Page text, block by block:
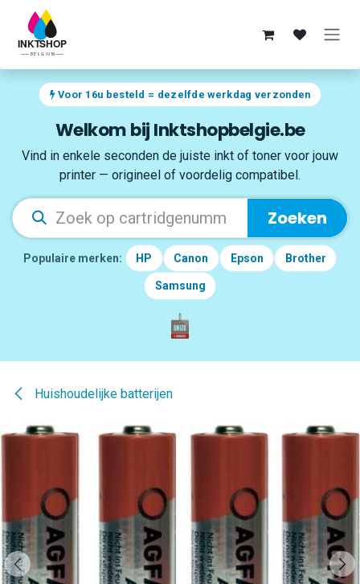
Overslaan naar inhoud
Voor 16u besteld = dezelfde werkdag verzonden
Welkom bij Inktshopbelgie.be
Vind in enkele seconden de juiste inkt of toner voor jouw
printer — origineel of voordelig compatibel.
Zoeken
Populaire merken: HP Canon Epson Brother
Samsung
Huishoudelijke batterijen